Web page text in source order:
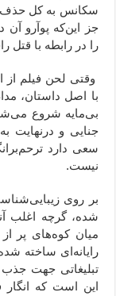
سکانس به کل حذف
جز این‌که پوآرو
را در رابطه با
وقتی لحن فیلم
با اصل داستان،
بی‌مایه شروع
جنایی و درنهایت
سعی دارد
نیست.
بر روی
شده،‌ گرچه اغلب
میان کوه‌های پر
رایانه‌ای ساخته
تبلیغاتی جهت
این است که